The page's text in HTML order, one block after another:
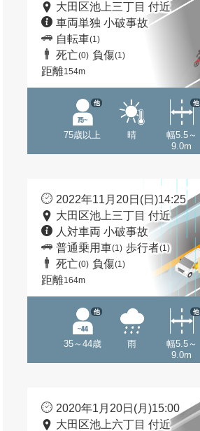
大田区池上三丁目 付近
車両単独 小破事故
自転車(1)
死亡(0) 負傷(1)
距離154m
75歳以上
他
晴
幅5.5～
9.0m
他
2022年11月20日(日)14:25
大田区池上三丁目 付近
人対車両 小破事故
普通乗用車(1) 歩行者(1)
死亡(0) 負傷(1)
距離164m
35～44歳
他
雨
幅5.5～
9.0m
他
2020年1月20日(月)15:00
大田区池上六丁目 付近